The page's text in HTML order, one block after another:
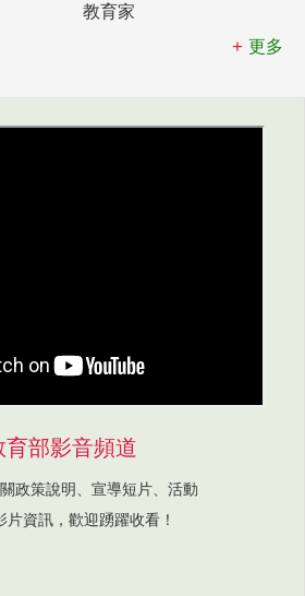
教育家
更多
育部影音頻道
政策說明、宣導短片、活動
片資訊，歡迎踴躍收看！